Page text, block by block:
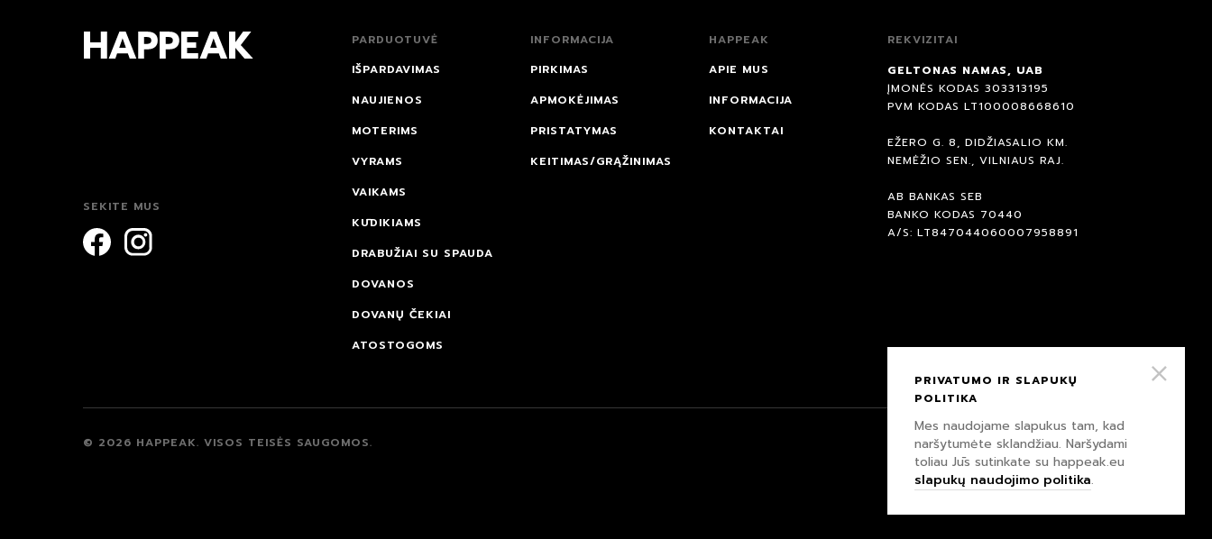
SEKITE MUS
PARDUOTUVĖ
IŠPARDAVIMAS
NAUJIENOS
MOTERIMS
VYRAMS
VAIKAMS
KŪDIKIAMS
DRABUŽIAI SU SPAUDA
DOVANOS
DOVANŲ ČEKIAI
ATOSTOGOMS
INFORMACIJA
PIRKIMAS
APMOKĖJIMAS
PRISTATYMAS
KEITIMAS/GRĄŽINIMAS
HAPPEAK
APIE MUS
INFORMACIJA
KONTAKTAI
REKVIZITAI
GELTONAS NAMAS, UAB
ĮMONĖS KODAS 303313195
PVM KODAS LT100008668610
EŽERO G. 8, DIDŽIASALIO KM.
NEMĖŽIO SEN., VILNIAUS RAJ.
AB BANKAS SEB
BANKO KODAS 70440
A/S: LT847044060007958891
© 2026 HAPPEAK. VISOS TEISĖS SAUGOMOS. PRIVATUMO IR SLAPUKŲ POLITIKA
PRIVATUMO IR SLAPUKŲ
POLITIKA
Mes naudojame slapukus tam, kad
naršytumėte sklandžiau. Naršydami
toliau Jūs sutinkate su happeak.eu
slapukų naudojimo politika.